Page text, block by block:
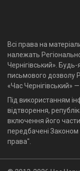
Всі права на
належать
Чернігівський».
письмового дозволу
«Час Чернігівський»
Під використанням
відтворення,
включення його
передбачені Законом
права".